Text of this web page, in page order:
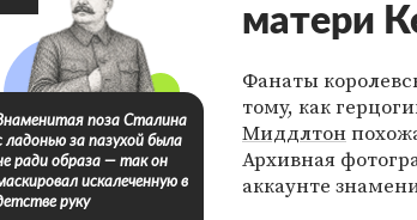
матери
Фанаты
тому, как
Миддлтон
Архивная
аккаунте
поза Сталина
ладонью за пазухой была
ради образа — так он
искалеченную в
руку